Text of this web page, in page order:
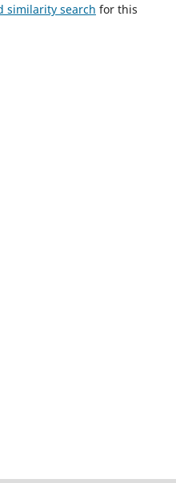
similarity search for this